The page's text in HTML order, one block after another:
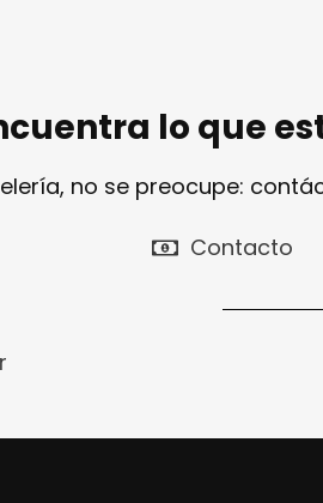
lo que
no se preocupe:
Contacto